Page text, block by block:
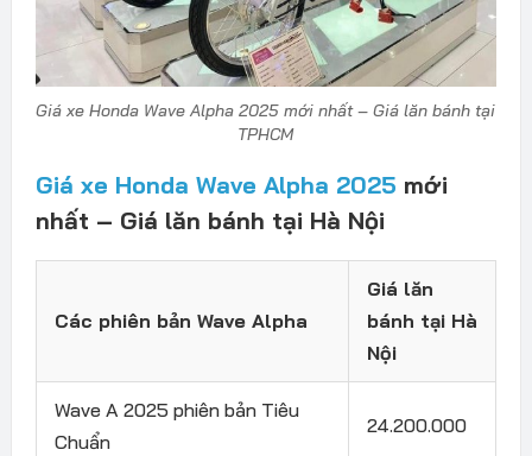
Giá xe Honda Wave Alpha 2025 mới nhất – Giá lăn bánh tại
TPHCM
Giá xe Honda Wave Alpha 2025 mới
nhất – Giá lăn bánh tại Hà Nội
Các phiên bản Wave Alpha
Giá lăn
bánh tại Hà
Nội
Wave A 2025 phiên bản Tiêu
Chuẩn
24.200.000